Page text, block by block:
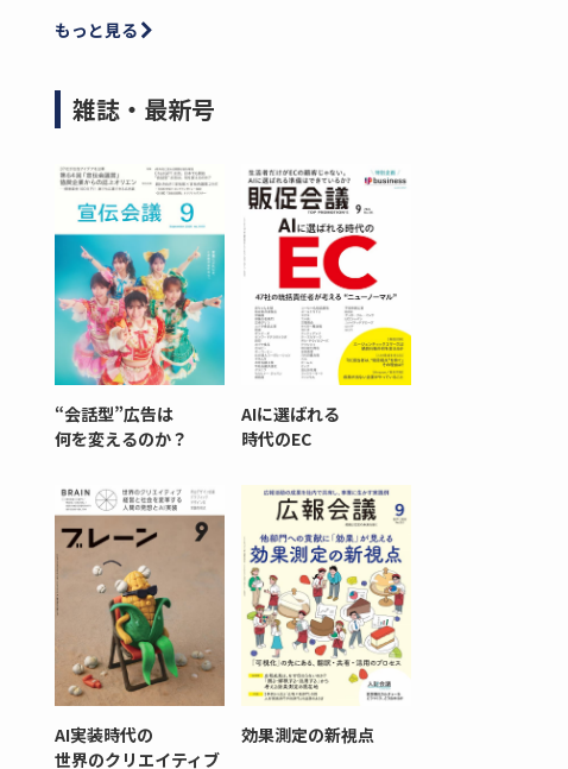
もっと見る
雑誌・最新号
“会話型”広告は
何を変えるのか？
AIに選ばれる
時代のEC
AI実装時代の
世界のクリエイティブ
効果測定の新視点